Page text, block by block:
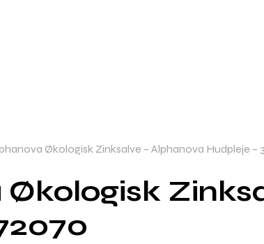
Økologisk Zinksalve – Alphanova Hudpleje –